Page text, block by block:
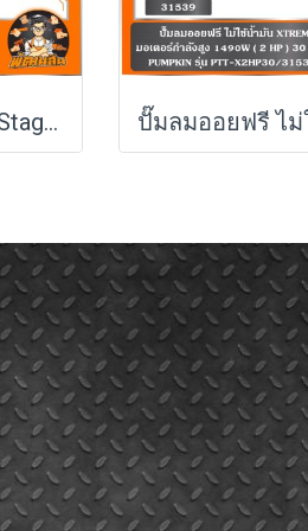
ปั๊มแวคคั่มไร้สาย 2 Stage 20V 4CFM INF-415VP5 PUMPKIN (50712) แบตXT 5.0Ahx1 ก้อน ,ตัวเปล่า (50711)